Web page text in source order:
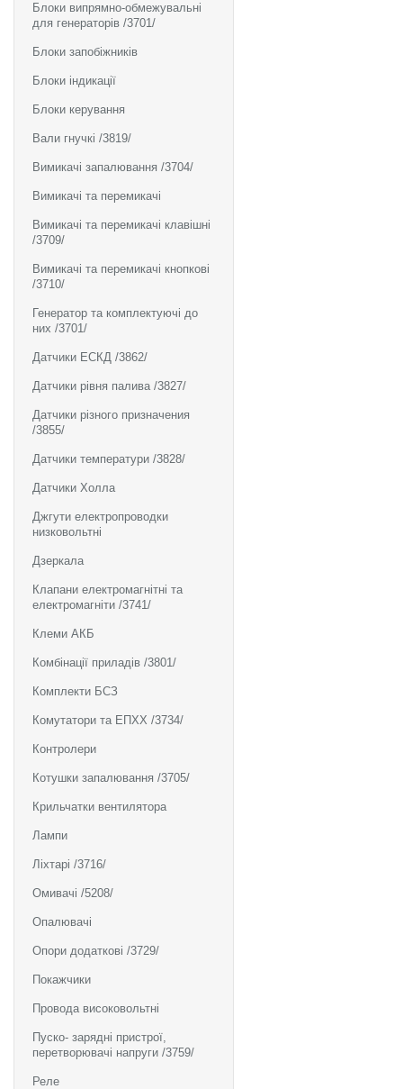
Блоки випрямно-обмежувальні
для генераторів /3701/
Блоки запобіжників
Блоки індикації
Блоки керування
Вали гнучкі /3819/
Вимикачі запалювання /3704/
Вимикачі та перемикачі
Вимикачі та перемикачі клавішні
/3709/
Вимикачі та перемикачі кнопкові
/3710/
Генератор та комплектуючі до
них /3701/
Датчики ЕСКД /3862/
Датчики рівня палива /3827/
Датчики різного призначения
/3855/
Датчики температури /3828/
Датчики Холла
Джгути електропроводки
низковольтні
Дзеркала
Клапани електромагнітні та
електромагніти /3741/
Клеми АКБ
Комбінації приладів /3801/
Комплекти БСЗ
Комутатори та ЕПХХ /3734/
Контролери
Котушки запалювання /3705/
Крильчатки вентилятора
Лампи
Ліхтарі /3716/
Омивачі /5208/
Опалювачі
Опори додаткові /3729/
Покажчики
Провода високовольтні
Пуско- зарядні пристрої,
перетворювачі напруги /3759/
Реле